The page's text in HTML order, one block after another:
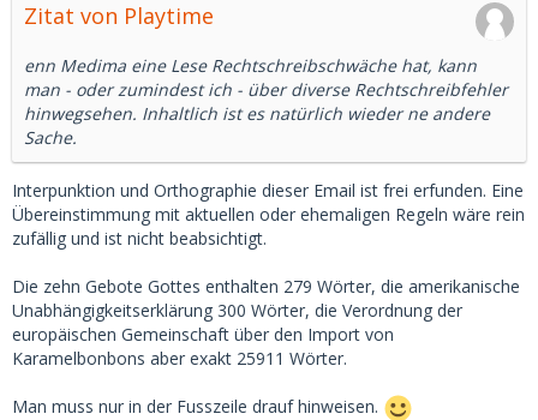
Zitat von Playtime
enn Medima eine Lese Rechtschreibschwäche hat, kann
man - oder zumindest ich - über diverse Rechtschreibfehler
hinwegsehen. Inhaltlich ist es natürlich wieder ne andere
Sache.
Interpunktion und Orthographie dieser Email ist frei erfunden. Eine
Übereinstimmung mit aktuellen oder ehemaligen Regeln wäre rein
zufällig und ist nicht beabsichtigt.
Die zehn Gebote Gottes enthalten 279 Wörter, die amerikanische
Unabhängigkeitserklärung 300 Wörter, die Verordnung der
europäischen Gemeinschaft über den Import von
Karamelbonbons aber exakt 25911 Wörter.
Man muss nur in der Fusszeile drauf hinweisen.